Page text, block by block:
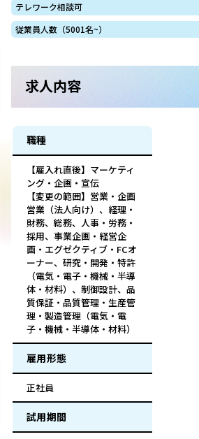
テレワーク相談可
従業員人数（5001名~）
求人内容
職種
【雇入れ直後】マーケティ
ング・企画・宣伝
【変更の範囲】営業・企画
営業（法人向け）、経理・
財務、総務、人事・労務・
採用、事業企画・経営企
画・エグゼクティブ・FCオ
ーナー、研究・開発・特許
（電気・電子・機械・半導
体・材料）、制御設計、品
質保証・品質管理・生産管
理・製造管理（電気・電
子・機械・半導体・材料）
雇用形態
正社員
試用期間